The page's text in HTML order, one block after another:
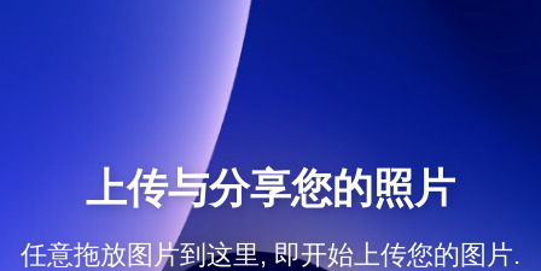
上传与分享您的照片
任意拖放图片到这里, 即开始上传您的图片.